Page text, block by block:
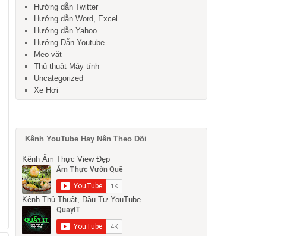
Hướng dẫn Twitter
Hướng dẫn Word, Excel
Hướng dẫn Yahoo
Hướng Dẫn Youtube
Mẹo vặt
Thủ thuật Máy tính
Uncategorized
Xe Hơi
Kênh YouTube Hay Nên Theo Dõi
Kênh Ẩm Thực View Đẹp
Kênh Thủ Thuật, Đầu Tư YouTube